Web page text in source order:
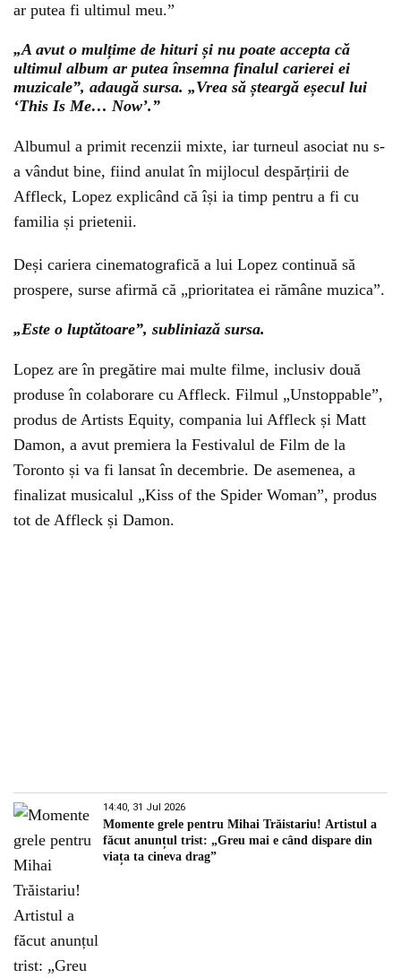
ar putea fi ultimul meu.”
„A avut o mulțime de hituri și nu poate accepta că
ultimul album ar putea însemna finalul carierei ei
muzicale”, adaugă sursa. „Vrea să șteargă eșecul lui
‘This Is Me… Now’.”
Albumul a primit recenzii mixte, iar turneul asociat nu s-
a vândut bine, fiind anulat în mijlocul despărțirii de
Affleck, Lopez explicând că își ia timp pentru a fi cu
familia și prietenii.
Deși cariera cinematografică a lui Lopez continuă să
prospere, surse afirmă că „prioritatea ei rămâne muzica”.
„Este o luptătoare”, subliniază sursa.
Lopez are în pregătire mai multe filme, inclusiv două
produse în colaborare cu Affleck. Filmul „Unstoppable”,
produs de Artists Equity, compania lui Affleck și Matt
Damon, a avut premiera la Festivalul de Film de la
Toronto și va fi lansat în decembrie. De asemenea, a
finalizat musicalul „Kiss of the Spider Woman”, produs
tot de Affleck și Damon.
14:40, 31 Jul 2026
Momente grele pentru Mihai Trăistariu! Artistul a
făcut anunțul trist: „Greu mai e când dispare din
viața ta cineva drag”